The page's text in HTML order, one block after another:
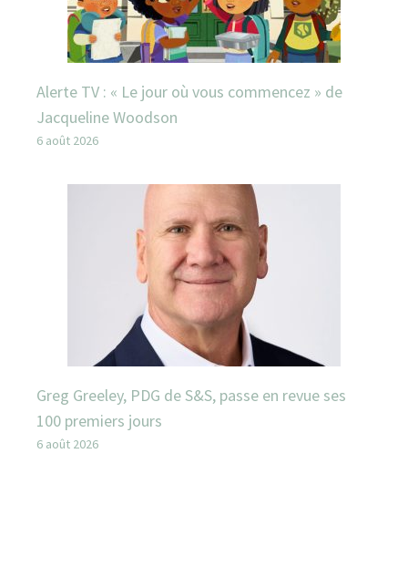
Alerte TV : « Le jour où vous commencez » de
Jacqueline Woodson
6 août 2026
Greg Greeley, PDG de S&S, passe en revue ses
100 premiers jours
6 août 2026